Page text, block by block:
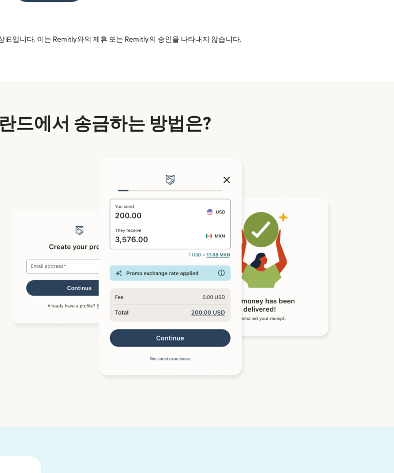
표입니다. 이는 Remitly와의 제휴 또는 Remitly의 승인을 나타내지 않습니다.
드에서 송금하는 방법은?
열림)